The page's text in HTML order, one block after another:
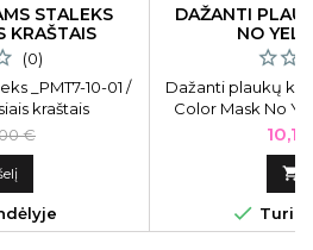
STALEKS
KRAŠTAIS
(0)
_PMT7-10-01 /
kraštais
€
DAŽANTI
NO
Dažanti plaukų
Color Mask No
neutralizuoja

